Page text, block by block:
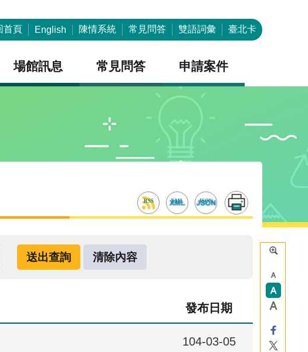
首頁 English 陳情系統 常見問答 雙語詞彙 臺北卡
場館訊息 常見問答 申請案件
RSS XML JSON
發布日期
104-03-05